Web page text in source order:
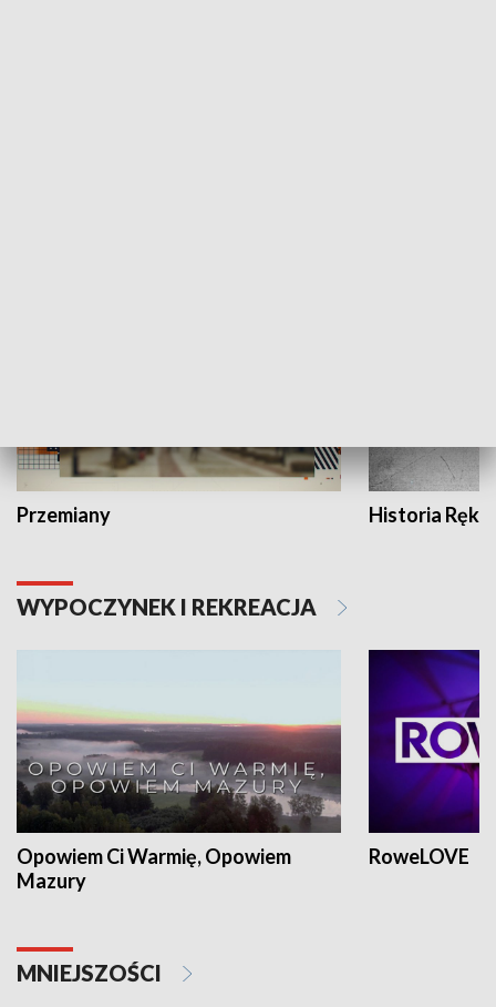
Przemiany Historia Ręką
WYPOCZYNEK I REKREACJA
Opowiem Ci Warmię, Opowiem
Mazury
RoweLOVE
MNIEJSZOŚCI